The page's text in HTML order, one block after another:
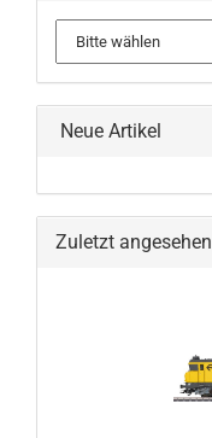
Neue Artikel
Zuletzt angesehen